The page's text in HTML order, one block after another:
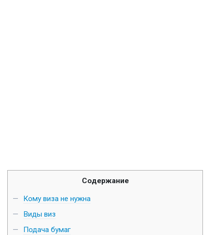
Содержание
Кому виза не нужна
Виды виз
Подача бумаг